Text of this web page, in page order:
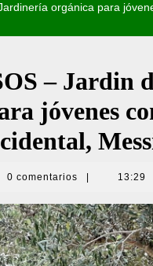
orgánica para
– Jardin
jóvenes
0 comentarios 13:29